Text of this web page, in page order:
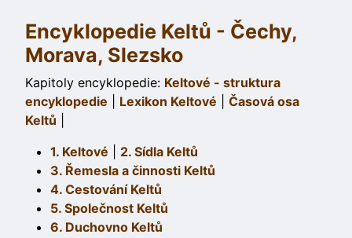
Encyklopedie Keltů - Čechy,
Morava, Slezsko
Kapitoly encyklopedie: Keltové - struktura
encyklopedie
Lexikon Keltové
Časová osa
Keltů
1. Keltové
2. Sídla Keltů
3. Řemesla a činnosti Keltů
4. Cestování Keltů
5. Společnost Keltů
6. Duchovno Keltů